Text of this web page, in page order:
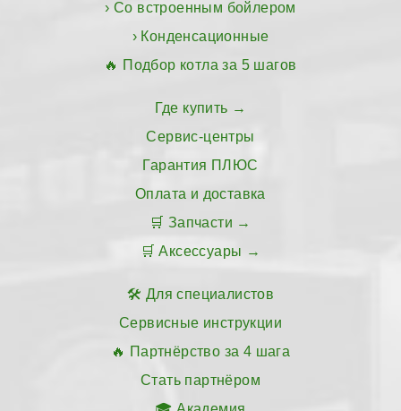
Со встроенным бойлером
Конденсационные
Подбор котла за 5 шагов
Где купить
Сервис-центры
Гарантия ПЛЮС
Оплата и доставка
Запчасти
Аксессуары
Для специалистов
Сервисные инструкции
Партнёрство за 4 шага
Стать партнёром